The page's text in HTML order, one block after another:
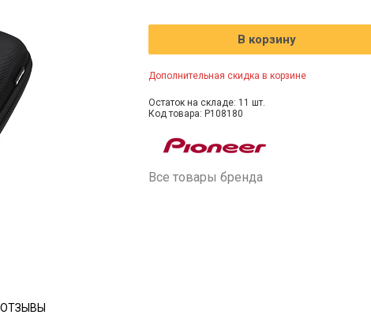
ОТЗЫВЫ
В корзину
Дополнительная скидка в корзине
Остаток на складе: 11 шт.
Код товара: P108180
Все товары бренда